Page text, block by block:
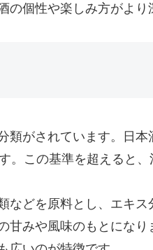
の個性や楽しみ方がよ
類がされています。日
。この基準を超えると
どを原料とし、エキ
みや風味のもとにな